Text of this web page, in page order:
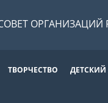
ОРГАНИЗАЦИЙ
ТВОРЧЕСТВО